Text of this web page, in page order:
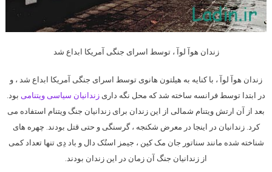
زندان هوآ لوآ ، توسط اسرای جنگی آمریکا ابداع شد
زندان هوآ لوآ ، با کنایه به هیلتون هانوی توسط اسرای جنگی آمریکا ابداع شد ، و
در ابتدا توسط فرانسه ساخته شد که محل نگه داریزندانیان سیاسی ویتنامی بود.
بعد از آن ارتش ویتنام شمالی از این زندان برای زندانیان جنگ ویتنام استفاده می
کرد. زندانیان در اینجا در معرض شکنجه ، گرسنگی و حتی قتل بودند. چهره های
شناخته شده مانند سناتور جان مک کین ، جیمز استُک دال و باد دِی تنها تعداد کمی
از زندانیان جنگ آن زمان در این زندان بودند.